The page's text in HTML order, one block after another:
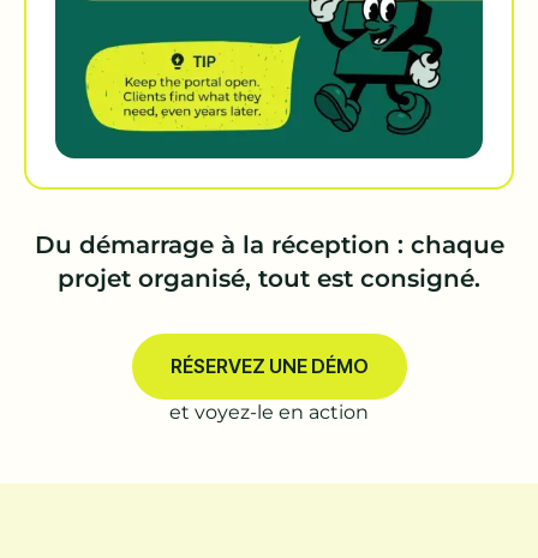
Du démarrage à la réception : chaque
projet organisé, tout est consigné.
RÉSERVEZ UNE DÉMO
et voyez-le en action